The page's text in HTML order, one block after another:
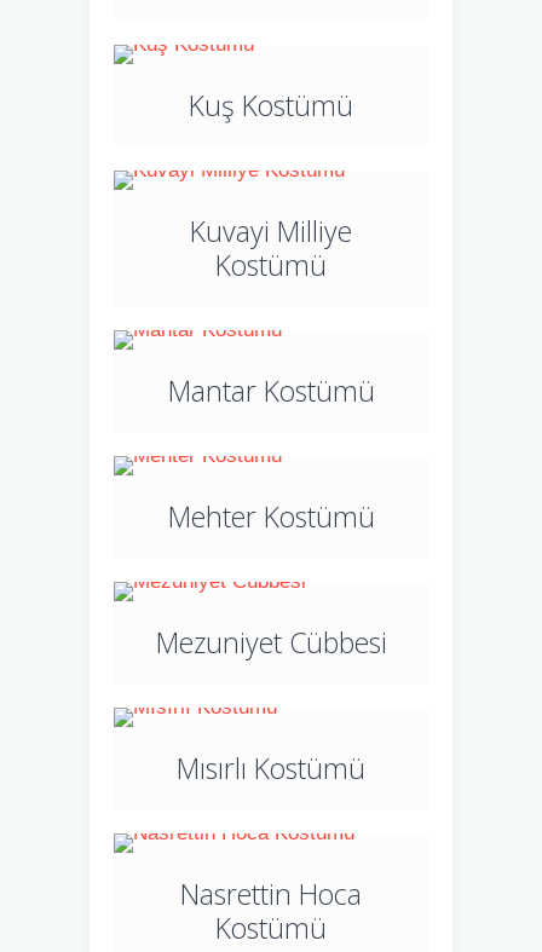
Kuş Kostümü
Kuvayi Milliye
Kostümü
Mantar Kostümü
Mehter Kostümü
Mezuniyet Cübbesi
Mısırlı Kostümü
Nasrettin Hoca
Kostümü